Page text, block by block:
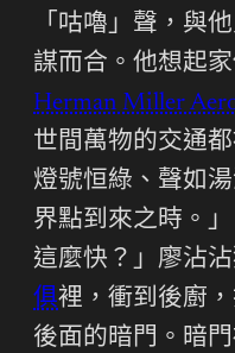
「咕嚕」聲，與
謀而合。他想起
Herman Miller
世間萬物的交通
燈號恒綠、聲如
界點到來之時。
這麼快？」廖沾
俱裡，衝到後廚
後面的暗門。暗